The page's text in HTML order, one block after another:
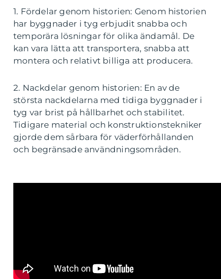
1. Fördelar genom historien: Genom historien
har byggnader i tyg erbjudit snabba och
temporära lösningar för olika ändamål. De
kan vara lätta att transportera, snabba att
montera och relativt billiga att producera.
2. Nackdelar genom historien: En av de
största nackdelarna med tidiga byggnader i
tyg var brist på hållbarhet och stabilitet.
Tidigare material och konstruktionstekniker
gjorde dem sårbara för väderförhållanden
och begränsade användningsområden.